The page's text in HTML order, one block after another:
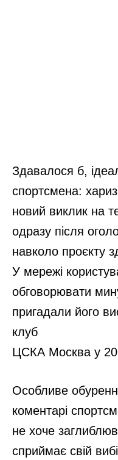
Усе про ваш
підкаже скільки
розповість про